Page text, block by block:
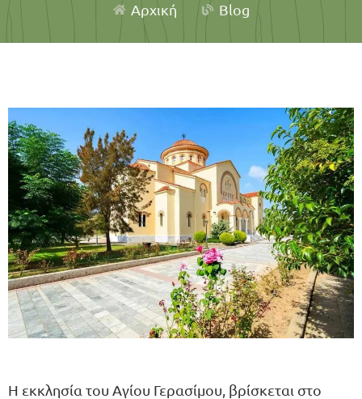
Αρχική Blog
Η εκκλησία του Αγίου Γερασίμου, βρίσκεται στο